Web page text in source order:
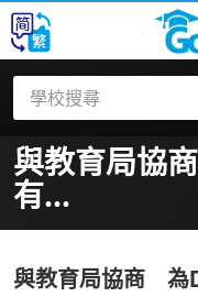
與教育局協
有...
與教育局協商 為